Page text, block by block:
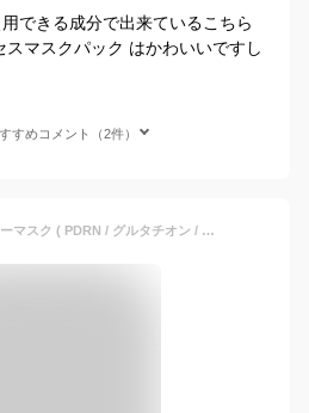
できる成分で出来ているこちら
マスクパック はかわいいですし
すめコメント（2件）
milktouch公式 デイリーマスク ( PDRN / グルタチオン / 大容量 / シートマスク / 韓国 / CICA / アゼライン / ヒアルロン / シートマスク / ミルクタッチ / メンズ / おすすめ / パック / 韓国コスメ / 楽天1位 / フェイスマスク / 保湿 / シートマスク )